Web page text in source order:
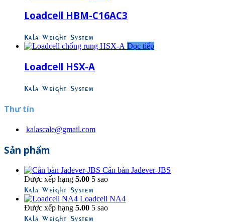
Loadcell HBM-C16AC3
Kala Weight System
Đọc tiếp
Loadcell HSX-A
Kala Weight System
Thư tín
kalascale@gmail.com
Sản phẩm
Cân bàn Jadever-JBS
Được xếp hạng 5.00 5 sao
Kala Weight System
Loadcell NA4
Được xếp hạng 5.00 5 sao
Kala Weight System